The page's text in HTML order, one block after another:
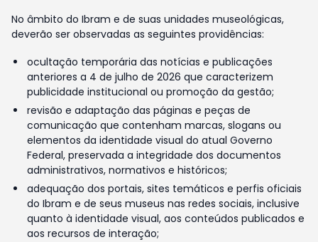
No âmbito do Ibram e de suas unidades museológicas,
deverão ser observadas as seguintes providências:
ocultação temporária das notícias e publicações
anteriores a 4 de julho de 2026 que caracterizem
publicidade institucional ou promoção da gestão;
revisão e adaptação das páginas e peças de
comunicação que contenham marcas, slogans ou
elementos da identidade visual do atual Governo
Federal, preservada a integridade dos documentos
administrativos, normativos e históricos;
adequação dos portais, sites temáticos e perfis oficiais
do Ibram e de seus museus nas redes sociais, inclusive
quanto à identidade visual, aos conteúdos publicados e
aos recursos de interação;